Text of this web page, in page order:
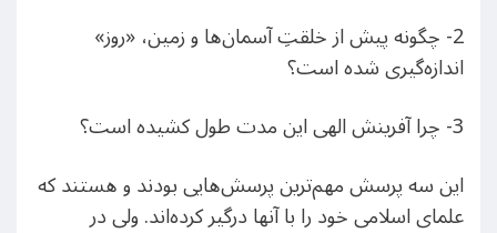
2- چگونه پیش از خلقتِ آسمان‌ها و زمین، «روز»
اندازه‌گیری شده است؟
3- چرا آفرینش الهی این مدت طول کشیده است؟
این سه پرسش مهم‌ترین پرسش‌هایی بودند و هستند که
علمای اسلامی خود را با آنها درگیر کرده‌اند. ولی در